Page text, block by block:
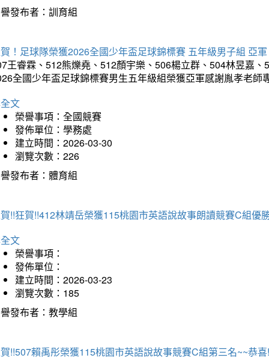
發布者：訓育組
！足球隊榮獲2026全國少年盃足球錦標賽 五年級男子組 亞軍
王睿霖、512熊爍堯、512顏宇樂、506楊立群、504林昱嘉
全國少年盃足球錦標賽男生五年級組榮獲亞軍感謝胤孝老師
文
榮譽事項：全國競賽
發佈單位：學務處
建立時間：2026-03-30
瀏覽次數：226
發布者：體育組
!!狂賀!!412林靖岳榮獲115桃園市英語說故事朗讀競賽C組優
文
榮譽事項：
發佈單位：
建立時間：2026-03-23
瀏覽次數：185
發布者：教學組
!!507賴禹彤榮獲115桃園市英語說故事競賽C組第三名~~恭喜